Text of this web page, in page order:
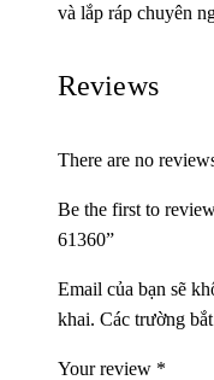
và lắp ráp chuyên
Reviews
There are no
Be the first to
61360”
Email của bạn sẽ
khai. Các trường
Your review *